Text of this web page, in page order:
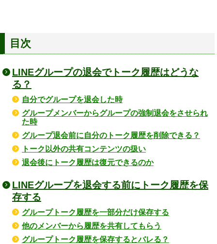
目次
LINEグループの退会でトーク履歴はどうな
る？
自分でグループを退会した時
グループメンバーからグループの強制退会をさせられ
た時
グループ退会前に自分のトーク履歴を削除できる？
トーク以外の共有コンテンツの扱い
退会後にトーク履歴は復元できるのか
LINEグループを退会する前にトーク履歴を保
存する
グループトーク履歴を一部分だけ保存する
他のメンバーから履歴を共有してもらう
グループトーク履歴を保存するとバレる？